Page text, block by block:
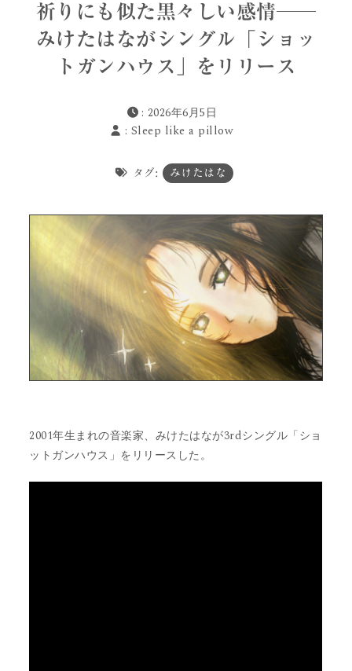
祈りにも似た黒々しい感情──
みけたはながシングル「ショッ
トガンハウス」をリリース
: 2026年6月5日
: Sleep like a pillow
タグ: みけたはな
2001年生まれの音楽家、みけたはなが3rdシングル「ショ
ットガンハウス」をリリースした。